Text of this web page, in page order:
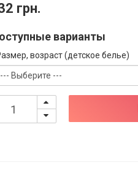
грн.
варианты
возраст (детское белье)